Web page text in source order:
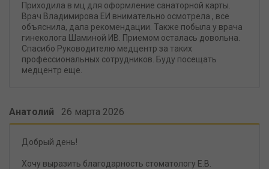
Приходила в мц для оформление санаторной карты.
Врач Владимирова ЕИ внимательно осмотрела , все
объяснила, дала рекомендации. Также побыла у врача
гинеколога Шаминой ИВ. Приемом осталась довольна.
Спасибо Руководителю медцентр за таких
профессиональных сотрудников. Буду посещать
медцентр еще.
Анатолий 26 марта 2026
Добрый день!
Хочу выразить благодарность стоматологу Е.В.